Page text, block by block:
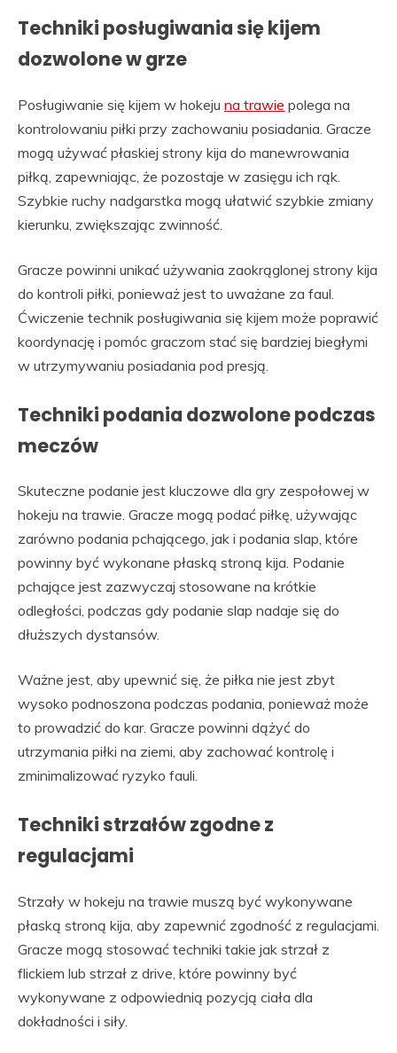
Techniki posługiwania się kijem
dozwolone w grze
Posługiwanie się kijem w hokeju na trawie polega na
kontrolowaniu piłki przy zachowaniu posiadania. Gracze
mogą używać płaskiej strony kija do manewrowania
piłką, zapewniając, że pozostaje w zasięgu ich rąk.
Szybkie ruchy nadgarstka mogą ułatwić szybkie zmiany
kierunku, zwiększając zwinność.
Gracze powinni unikać używania zaokrąglonej strony kija
do kontroli piłki, ponieważ jest to uważane za faul.
Ćwiczenie technik posługiwania się kijem może poprawić
koordynację i pomóc graczom stać się bardziej biegłymi
w utrzymywaniu posiadania pod presją.
Techniki podania dozwolone podczas
meczów
Skuteczne podanie jest kluczowe dla gry zespołowej w
hokeju na trawie. Gracze mogą podać piłkę, używając
zarówno podania pchającego, jak i podania slap, które
powinny być wykonane płaską stroną kija. Podanie
pchające jest zazwyczaj stosowane na krótkie
odległości, podczas gdy podanie slap nadaje się do
dłuższych dystansów.
Ważne jest, aby upewnić się, że piłka nie jest zbyt
wysoko podnoszona podczas podania, ponieważ może
to prowadzić do kar. Gracze powinni dążyć do
utrzymania piłki na ziemi, aby zachować kontrolę i
zminimalizować ryzyko fauli.
Techniki strzałów zgodne z
regulacjami
Strzały w hokeju na trawie muszą być wykonywane
płaską stroną kija, aby zapewnić zgodność z regulacjami.
Gracze mogą stosować techniki takie jak strzał z
flickiem lub strzał z drive, które powinny być
wykonywane z odpowiednią pozycją ciała dla
dokładności i siły.